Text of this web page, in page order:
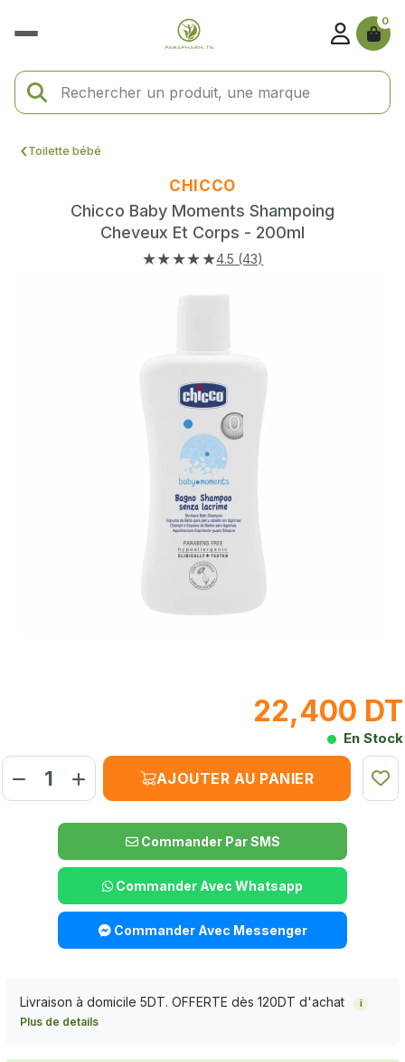
0
Toilette bébé
CHICCO
Chicco Baby Moments Shampoing
Cheveux Et Corps - 200ml
★★★★★4.5 (43)
22,400 DT
En Stock
AJOUTER AU PANIER
Commander Par SMS
Commander Avec Whatsapp
Commander Avec Messenger
Livraison à domicile 5DT. OFFERTE dès 120DT d'achat i
Plus de details